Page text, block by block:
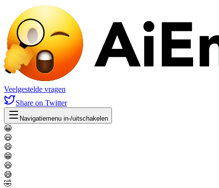
Veelgestelde vragen
Share on Twitter
Navigatiemenu in-/uitschakelen
😀
😃
😄
😁
😆
😅
🤣